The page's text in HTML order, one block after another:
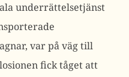
underrättelsetjänst
var på väg till
fick tåget att